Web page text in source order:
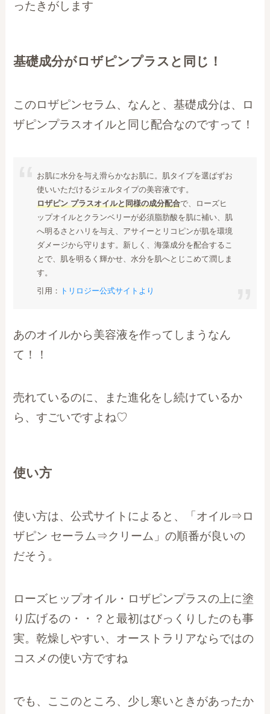
ったきがします
基礎成分がロザピンプラスと同じ！
このロザピンセラム、なんと、基礎成分は、ロ
ザピンプラスオイルと同じ配合なのですって！
お肌に水分を与え滑らかなお肌に。肌タイプを選ばずお
使いいただけるジェルタイプの美容液です。
ロザピン プラスオイルと同様の成分配合で、ローズヒ
ップオイルとクランベリーが必須脂肪酸を肌に補い、肌
へ明るさとハリを与え、アサイーとリコピンが肌を環境
ダメージから守ります。新しく、海藻成分を配合するこ
とで、肌を明るく輝かせ、水分を肌へとじこめて潤しま
す。
引用： トリロジー公式サイトより
あのオイルから美容液を作ってしまうなん
て！！
売れているのに、また進化をし続けているか
ら、すごいですよね♡
使い方
使い方は、公式サイトによると、「オイル⇒ロ
ザピン セーラム⇒クリーム」の順番が良いの
だそう。
ローズヒップオイル・ロザピンプラスの上に塗
り広げるの・・？と最初はびっくりしたのも事
実。乾燥しやすい、オーストラリアならではの
コスメの使い方ですね
でも、ここのところ、少し寒いときがあったか